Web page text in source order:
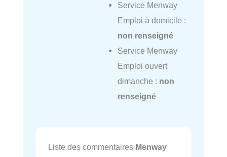
Service Menway
Emploi à domicile :
non renseigné
Service Menway
Emploi ouvert
dimanche : non
renseigné
Liste des commentaires Menway